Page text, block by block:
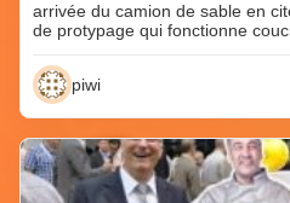
arrivée du camion de sable en
de protypage qui fonctionne
piwi